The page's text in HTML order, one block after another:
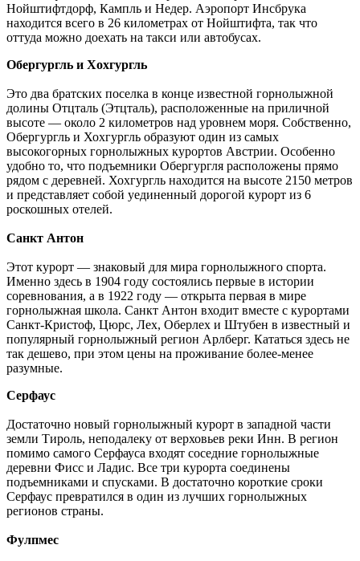
Нойштифтдорф, Кампль и Недер. Аэропорт Инсбрука
находится всего в 26 километрах от Нойштифта, так что
оттуда можно доехать на такси или автобусах.
Обергургль и Хохгургль
Это два братских поселка в конце известной горнолыжной
долины Отцталь (Этцталь), расположенные на приличной
высоте — около 2 километров над уровнем моря. Собственно,
Обергургль и Хохгургль образуют один из самых
высокогорных горнолыжных курортов Австрии. Особенно
удобно то, что подъемники Обергургля расположены прямо
рядом с деревней. Хохгургль находится на высоте 2150 метров
и представляет собой уединенный дорогой курорт из 6
роскошных отелей.
Санкт Антон
Этот курорт — знаковый для мира горнолыжного спорта.
Именно здесь в 1904 году состоялись первые в истории
соревнования, а в 1922 году — открыта первая в мире
горнолыжная школа. Санкт Антон входит вместе с курортами
Санкт-Кристоф, Цюрс, Лех, Оберлех и Штубен в известный и
популярный горнолыжный регион Арлберг. Кататься здесь не
так дешево, при этом цены на проживание более-менее
разумные.
Серфаус
Достаточно новый горнолыжный курорт в западной части
земли Тироль, неподалеку от верховьев реки Инн. В регион
помимо самого Серфауса входят соседние горнолыжные
деревни Фисс и Ладис. Все три курорта соединены
подъемниками и спусками. В достаточно короткие сроки
Серфаус превратился в один из лучших горнолыжных
регионов страны.
Фулпмес